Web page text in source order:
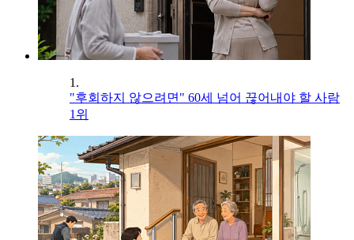
1.
"후회하지 않으려면" 60세 넘어 끊어내야 할 사람
1위